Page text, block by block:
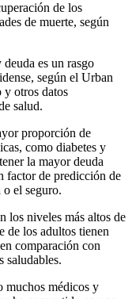
de los
de muerte, según
es un rasgo
según el Urban
y otros datos
salud.
proporción de
como diabetes y
la mayor deuda
factor de predicción de
o el seguro.
los niveles más altos de
de los adultos tienen
comparación con
saludables.
muchos médicos y